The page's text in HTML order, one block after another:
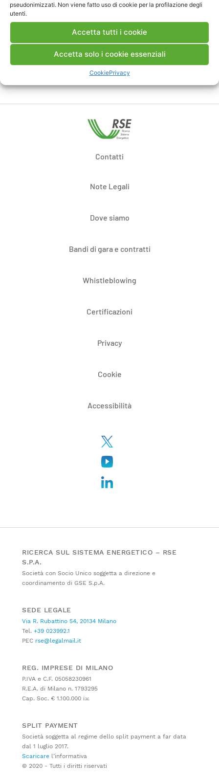
pseudonimizzati. Non viene fatto uso di cookie per la profilazione degli
utenti.
Accetta tutti i cookie
Accetta solo i cookie essenziali
CookiePrivacy
Commenti
Pubblica un commento
Contatti
Note Legali
Dove siamo
Bandi di gara e contratti
Whistleblowing
Certificazioni
Privacy
Cookie
Accessibilità
RICERCA SUL SISTEMA ENERGETICO – RSE
S.P.A.
Società con Socio Unico soggetta a direzione e
coordinamento di GSE S.p.A.
SEDE LEGALE
Via R. Rubattino 54, 20134 Milano
Tel. +39 023992.1
PEC rse@legalmail.it
REG. IMPRESE DI MILANO
P.IVA e C.F. 05058230961
R.E.A. di Milano n. 1793295
Cap. Soc. € 1.100.000 i.v.
SPLIT PAYMENT
Società soggetta al regime dello split payment a far data
dal 1 luglio 2017.
Scaricare l’informativa
© 2020 - Tutti i diritti riservati